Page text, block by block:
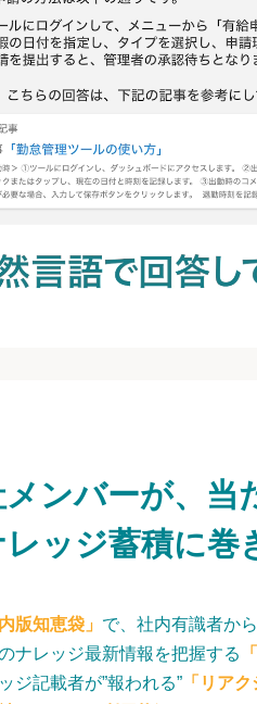
ンバーが、当
レッジ蓄積に巻
版知恵袋」 で、社内有識者か
ナレッジ最新情報を把握する
ジ記載者が”報われる” 「リア